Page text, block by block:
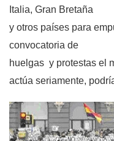
Italia, Gran Bretaña
y otros países para
convocatoria de
huelgas y protestas el
actúa seriamente,